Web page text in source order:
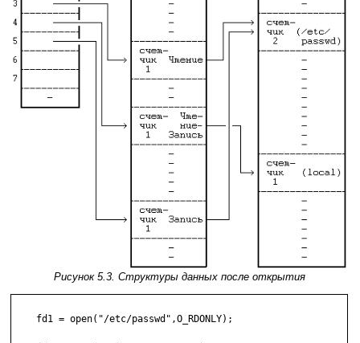
Рисунок 5.3. Структуры данных после открытия
    fd1 = open("/etc/passwd",O_RDONLY);